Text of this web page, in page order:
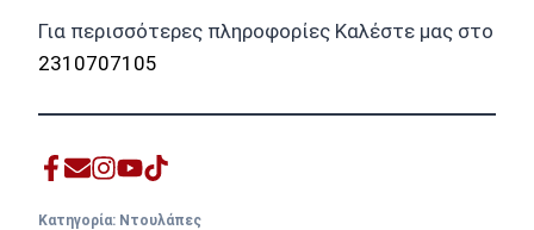
Για περισσότερες πληροφορίες Καλέστε μας στο
2310707105
Κατηγορία: Ντουλάπες